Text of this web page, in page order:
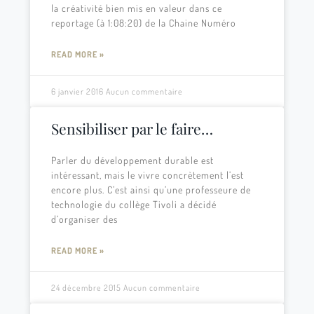
la créativité bien mis en valeur dans ce
reportage (à 1:08:20) de la Chaine Numéro
READ MORE »
6 janvier 2016 Aucun commentaire
Sensibiliser par le faire…
Parler du développement durable est
intéressant, mais le vivre concrètement l’est
encore plus. C’est ainsi qu’une professeure de
technologie du collège Tivoli a décidé
d’organiser des
READ MORE »
24 décembre 2015 Aucun commentaire